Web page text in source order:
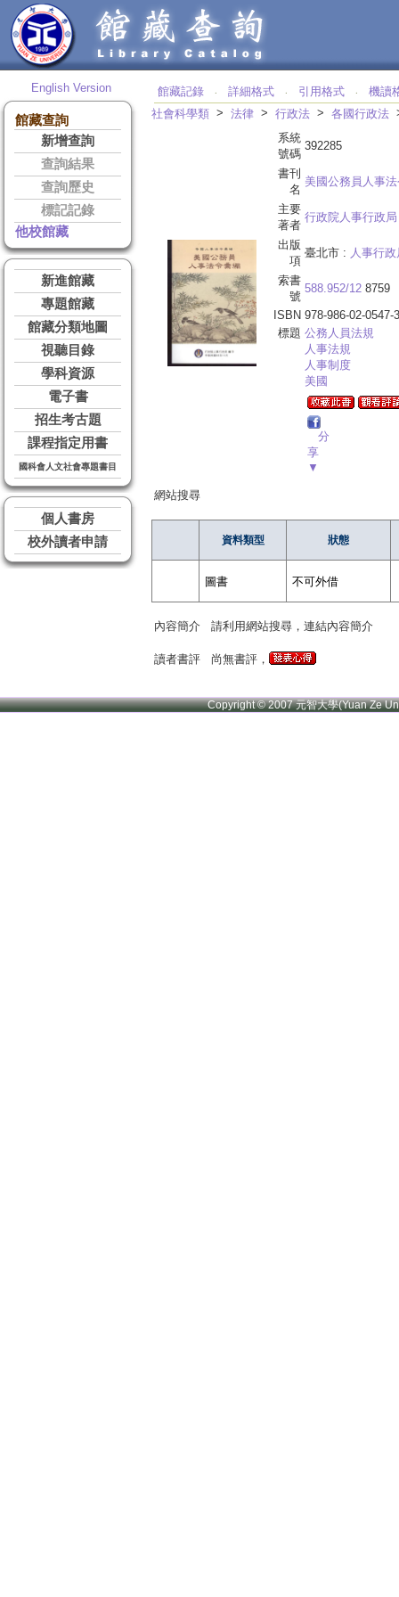
English Version
館藏查詢
新增查詢
查詢結果
查詢歷史
標記記錄
他校館藏
新進館藏
專題館藏
館藏分類地圖
視聽目錄
學科資源
電子書
招生考古題
課程指定用書
國科會人文社會專題書目
個人書房
校外讀者申請
館藏記錄 ‧ 詳細格式 ‧ 引用格式 ‧
機讀
社會科學類 > 法律 > 行政法 > 各國行政法
系統
號碼
392285
書刊
名
美國公務員人事
主要
著者
行政院人事行政局
出版
項
臺北市 : 人事行政
索書
號
588.952/12 8759
ISBN 978-986-02-0547-3
標題 公務人員法規
人事法規
人事制度
美國
分
享
▼
網站搜尋
資料類型 狀態
圖書 不可外借
內容簡介 請利用網站搜尋，連結內容簡介
讀者書評 尚無書評，
Copyright © 2007 元智大學(Yuan Ze